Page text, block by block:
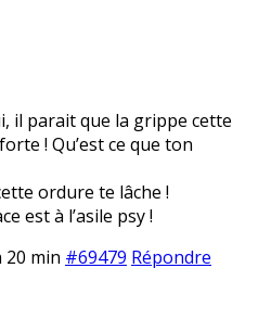
il parait que la grippe cette
! Qu’est ce que ton
ordure te lâche !
est à l’asile psy !
20 min #69479 Répondre